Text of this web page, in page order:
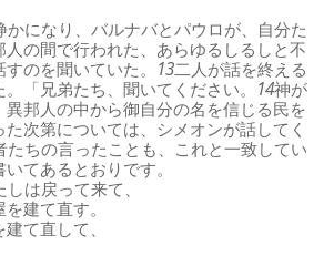
かになり、バルナバとパウロが、自分た
の間で行われた、あらゆるしるしと不
のを聞いていた。 13二人が話を終える
「兄弟たち、聞いてください。 14神が
邦人の中から御自分の名を信じる民を
次第については、シメオンが話してく
たちの言ったことも、これと一致してい
てあるとおりです。
は戻って来て、
建て直す。
て直して、